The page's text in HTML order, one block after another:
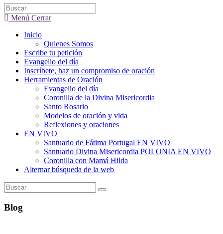
Menú Cerrar
Inicio
Quienes Somos
Escribe tu petición
Evangelio del día
Inscríbete, haz un compromiso de oración
Herramientas de Oración
Evangelio del día
Coronilla de la Divina Misericordia
Santo Rosario
Modelos de oración y vida
Reflexiones y oraciones
EN VIVO
Santuario de Fátima Portugal EN VIVO
Santuario Divina Misericordia POLONIA EN VIVO
Coronilla con Mamá Hilda
Alternar búsqueda de la web
Blog